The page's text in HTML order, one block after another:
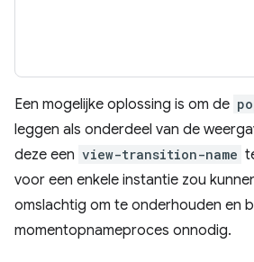
Een mogelijke oplossing is om de
leggen als onderdeel van de
deze een view-transition-name
voor een enkele instantie zou
omslachtig om te onderhouden en
momentopnameproces onnodig.